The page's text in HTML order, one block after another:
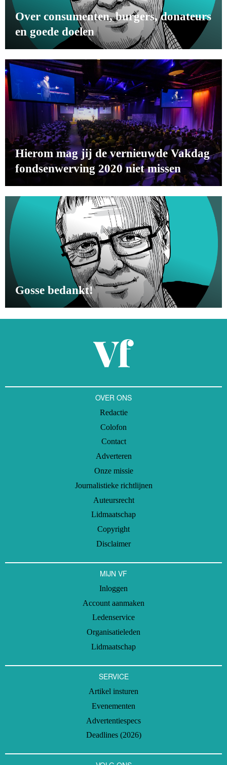
Over consumenten, burgers, donateurs
en goede doelen
Hierom mag jij de vernieuwde Vakdag
fondsenwerving 2020 niet missen
Gosse bedankt!
OVER ONS
Redactie
Colofon
Contact
Adverteren
Onze missie
Journalistieke richtlijnen
Auteursrecht
Lidmaatschap
Copyright
Disclaimer
MIJN VF
Inloggen
Account aanmaken
Ledenservice
Organisatieleden
Lidmaatschap
SERVICE
Artikel insturen
Evenementen
Advertentiespecs
Deadlines (2026)